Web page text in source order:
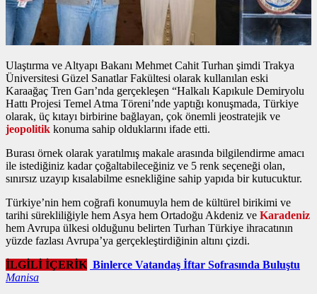
Ulaştırma ve Altyapı Bakanı Mehmet Cahit Turhan şimdi Trakya
Üniversitesi Güzel Sanatlar Fakültesi olarak kullanılan eski
Karaağaç Tren Garı’nda gerçekleşen “Halkalı Kapıkule Demiryolu
Hattı Projesi Temel Atma Töreni’nde yaptığı konuşmada, Türkiye
olarak, üç kıtayı birbirine bağlayan, çok önemli jeostratejik ve
jeopolitik konuma sahip olduklarını ifade etti.
Burası örnek olarak yaratılmış makale arasında bilgilendirme amacı
ile istediğiniz kadar çoğaltabileceğiniz ve 5 renk seçeneği olan,
sınırsız uzayıp kısalabilme esnekliğine sahip yapıda bir kutucuktur.
Türkiye’nin hem coğrafi konumuyla hem de kültürel birikimi ve
tarihi sürekliliğiyle hem Asya hem Ortadoğu Akdeniz ve Karadeniz
hem Avrupa ülkesi olduğunu belirten Turhan Türkiye ihracatının
yüzde fazlası Avrupa’ya gerçekleştirdiğinin altını çizdi.
İLGİLİ İÇERİK Binlerce Vatandaş İftar Sofrasında Buluştu
Manisa